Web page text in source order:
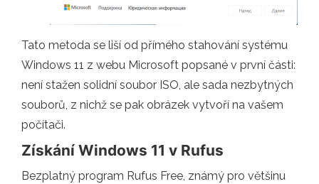
Tato metoda se liší od přímého stahování systému
Windows 11 z webu Microsoft popsané v první části:
není stažen solidní soubor ISO, ale sada nezbytných
souborů, z nichž se pak obrázek vytvoří na vašem
počítači.
Získání Windows 11 v Rufus
Bezplatný program Rufus Free, známý pro většinu